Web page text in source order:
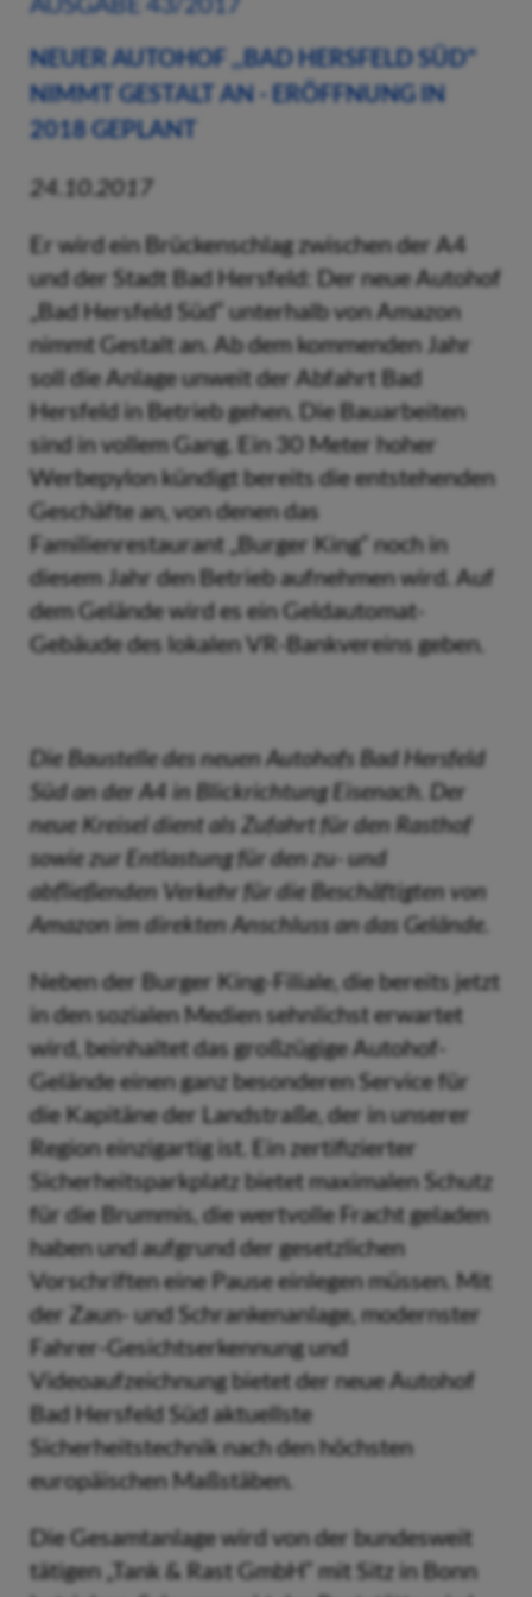
NEUER AUTOHOF ,,BAD HERSFELD SÜD"
NIMMT GESTALT AN - ERÖFFNUNG IN
2018 GEPLANT
24.10.2017
Er wird ein Brückenschlag zwischen der A4
und der Stadt Bad Hersfeld: Der neue Autohof
„Bad Hersfeld Süd“ unterhalb von Amazon
nimmt Gestalt an. Ab dem kommenden Jahr
soll die Anlage unweit der Abfahrt Bad
Hersfeld in Betrieb gehen. Die Bauarbeiten
sind in vollem Gang. Ein 30 Meter hoher
Werbepylon kündigt bereits die entstehenden
Geschäfte an, von denen das
Familienrestaurant „Burger King“ noch in
diesem Jahr den Betrieb aufnehmen wird. Auf
dem Gelände wird es ein Geldautomat-
Gebäude des lokalen VR-Bankvereins geben.
Die Baustelle des neuen Autohofs Bad Hersfeld
Süd an der A4 in Blickrichtung Eisenach. Der
neue Kreisel dient als Zufahrt für den Rasthof
sowie zur Entlastung für den zu- und
abfließenden Verkehr für die Beschäftigten von
Amazon im direkten Anschluss an das Gelände.
Neben der Burger King-Filiale, die bereits jetzt
in den sozialen Medien sehnlichst erwartet
wird, beinhaltet das großzügige Autohof-
Gelände einen ganz besonderen Service für
die Kapitäne der Landstraße, der in unserer
Region einzigartig ist. Ein zertifizierter
Sicherheitsparkplatz bietet maximalen Schutz
für die Brummis, die wertvolle Fracht geladen
haben und aufgrund der gesetzlichen
Vorschriften eine Pause einlegen müssen. Mit
der Zaun- und Schrankenanlage, modernster
Fahrer-Gesichtserkennung und
Videoaufzeichnung bietet der neue Autohof
Bad Hersfeld Süd aktuellste
Sicherheitstechnik nach den höchsten
europäischen Maßstäben.
Die Gesamtanlage wird von der bundesweit
tätigen „Tank & Rast GmbH“ mit Sitz in Bonn